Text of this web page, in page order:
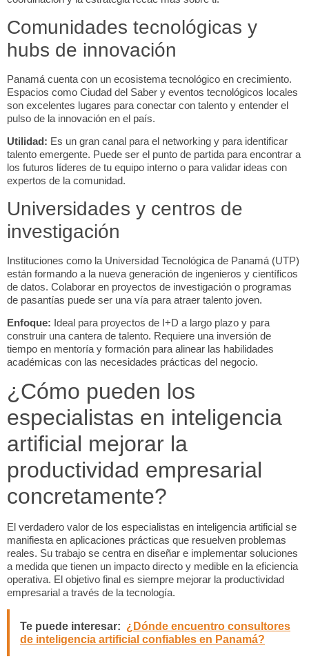
Comunidades tecnológicas y
hubs de innovación
Panamá cuenta con un ecosistema tecnológico en crecimiento.
Espacios como Ciudad del Saber y eventos tecnológicos locales
son excelentes lugares para conectar con talento y entender el
pulso de la innovación en el país.
Utilidad: Es un gran canal para el networking y para identificar
talento emergente. Puede ser el punto de partida para encontrar a
los futuros líderes de tu equipo interno o para validar ideas con
expertos de la comunidad.
Universidades y centros de
investigación
Instituciones como la Universidad Tecnológica de Panamá (UTP)
están formando a la nueva generación de ingenieros y científicos
de datos. Colaborar en proyectos de investigación o programas
de pasantías puede ser una vía para atraer talento joven.
Enfoque: Ideal para proyectos de I+D a largo plazo y para
construir una cantera de talento. Requiere una inversión de
tiempo en mentoría y formación para alinear las habilidades
académicas con las necesidades prácticas del negocio.
¿Cómo pueden los
especialistas en inteligencia
artificial mejorar la
productividad empresarial
concretamente?
El verdadero valor de los especialistas en inteligencia artificial se
manifiesta en aplicaciones prácticas que resuelven problemas
reales. Su trabajo se centra en diseñar e implementar soluciones
a medida que tienen un impacto directo y medible en la eficiencia
operativa. El objetivo final es siempre mejorar la productividad
empresarial a través de la tecnología.
Te puede interesar: ¿Dónde encuentro consultores
de inteligencia artificial confiables en Panamá?